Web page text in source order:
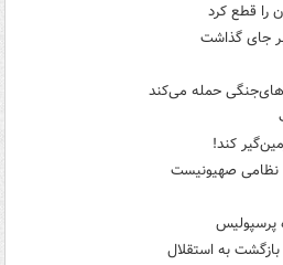
را قطع کرد
کند!
نظامی صهیونیست
پرسپولیس
بازگشت به استقلال